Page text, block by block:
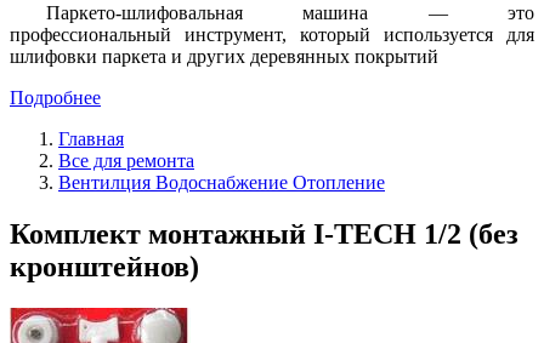
Паркето-шлифовальная машина — это
профессиональный инструмент, который используется для
шлифовки паркета и других деревянных покрытий
Подробнее
Главная
Все для ремонта
Вентилция Водоснабжение Отопление
Комплект монтажный I-TECH 1/2 (без
кронштейнов)